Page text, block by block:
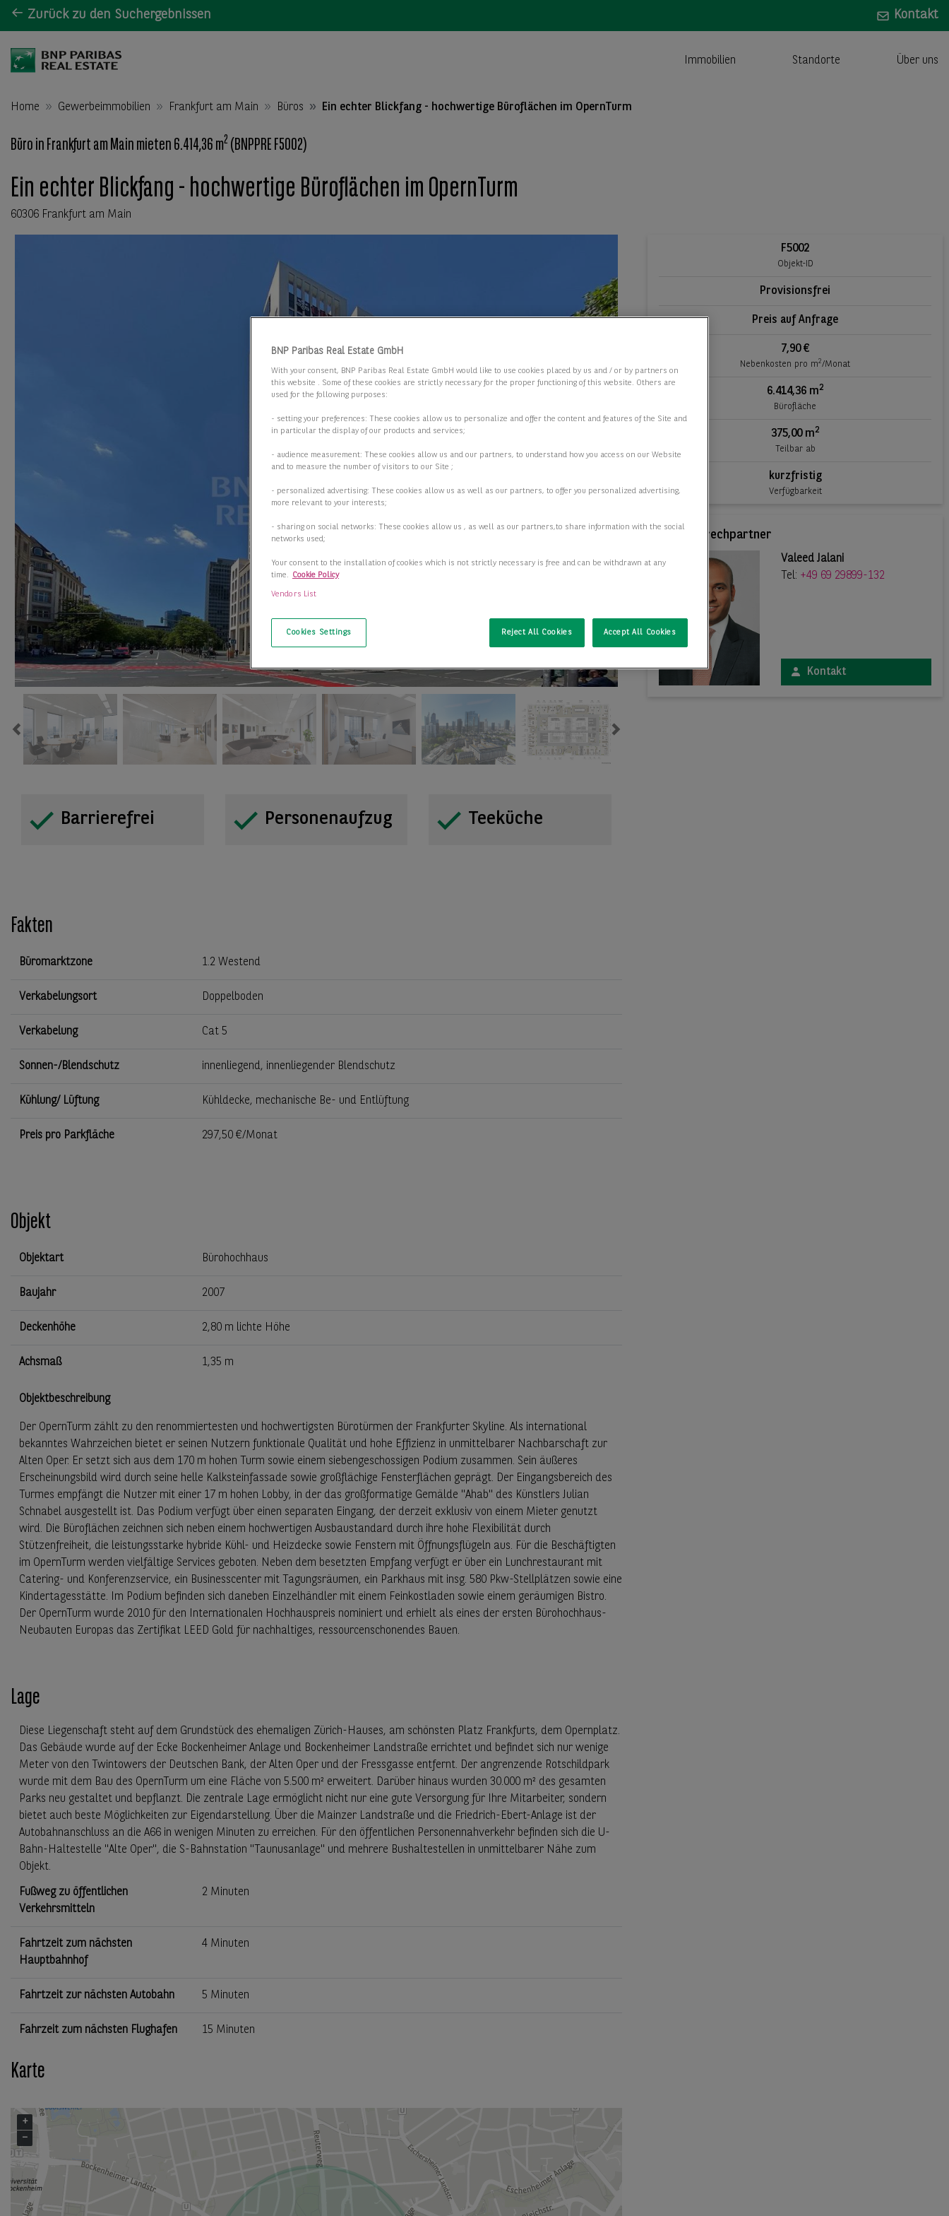
Zurück zu den Suchergebnissen Kontakt
Immobilien Standorte Über uns
Home Gewerbeimmobilien Frankfurt am Main Büros Ein echter Blickfang - hochwertige Büroflächen im OpernTurm
Büro in Frankfurt am Main mieten 6.414,36 m2 (BNPPRE F5002)
Ein echter Blickfang - hochwertige Büroflächen im OpernTurm
60306 Frankfurt am Main
Previous Next
Barrierefrei Personenaufzug Teeküche
Fakten
Büromarktzone 1.2 Westend
Verkabelungsort Doppelboden
Verkabelung Cat 5
Sonnen-/Blendschutz innenliegend, innenliegender Blendschutz
Kühlung/ Lüftung Kühldecke, mechanische Be- und Entlüftung
Preis pro Parkfläche 297,50 €/Monat
Objekt
Objektart Bürohochhaus
Baujahr 2007
Deckenhöhe 2,80 m lichte Höhe
Achsmaß 1,35 m
Objektbeschreibung
Der OpernTurm zählt zu den renommiertesten und hochwertigsten Bürotürmen der Frankfurter Skyline. Als international
bekanntes Wahrzeichen bietet er seinen Nutzern funktionale Qualität und hohe Effizienz in unmittelbarer Nachbarschaft zur
Alten Oper. Er setzt sich aus dem 170 m hohen Turm sowie einem siebengeschossigen Podium zusammen. Sein äußeres
Erscheinungsbild wird durch seine helle Kalksteinfassade sowie großflächige Fensterflächen geprägt. Der Eingangsbereich des
Turmes empfängt die Nutzer mit einer 17 m hohen Lobby, in der das großformatige Gemälde "Ahab" des Künstlers Julian
Schnabel ausgestellt ist. Das Podium verfügt über einen separaten Eingang, der derzeit exklusiv von einem Mieter genutzt
wird. Die Büroflächen zeichnen sich neben einem hochwertigen Ausbaustandard durch ihre hohe Flexibilität durch
Stützenfreiheit, die leistungsstarke hybride Kühl- und Heizdecke sowie Fenstern mit Öffnungsflügeln aus. Für die Beschäftigten
im OpernTurm werden vielfältige Services geboten. Neben dem besetzten Empfang verfügt er über ein Lunchrestaurant mit
Catering- und Konferenzservice, ein Businesscenter mit Tagungsräumen, ein Parkhaus mit insg. 580 Pkw-Stellplätzen sowie eine
Kindertagesstätte. Im Podium befinden sich daneben Einzelhändler mit einem Feinkostladen sowie einem geräumigen Bistro.
Der OpernTurm wurde 2010 für den Internationalen Hochhauspreis nominiert und erhielt als eines der ersten Bürohochhaus-
Neubauten Europas das Zertifikat LEED Gold für nachhaltiges, ressourcenschonendes Bauen.
Lage
Diese Liegenschaft steht auf dem Grundstück des ehemaligen Zürich-Hauses, am schönsten Platz Frankfurts, dem Opernplatz.
Das Gebäude wurde auf der Ecke Bockenheimer Anlage und Bockenheimer Landstraße errichtet und befindet sich nur wenige
Meter von den Twintowers der Deutschen Bank, der Alten Oper und der Fressgasse entfernt. Der angrenzende Rotschildpark
wurde mit dem Bau des OpernTurm um eine Fläche von 5.500 m² erweitert. Darüber hinaus wurden 30.000 m² des gesamten
Parks neu gestaltet und bepflanzt. Die zentrale Lage ermöglicht nicht nur eine gute Versorgung für Ihre Mitarbeiter, sondern
bietet auch beste Möglichkeiten zur Eigendarstellung. Über die Mainzer Landstraße und die Friedrich-Ebert-Anlage ist der
Autobahnanschluss an die A66 in wenigen Minuten zu erreichen. Für den öffentlichen Personennahverkehr befinden sich die U-
Bahn-Haltestelle "Alte Oper", die S-Bahnstation "Taunusanlage" und mehrere Bushaltestellen in unmittelbarer Nähe zum
Objekt.
Fußweg zu öffentlichen
Verkehrsmitteln
2 Minuten
Fahrtzeit zum nächsten
Hauptbahnhof
4 Minuten
Fahrtzeit zur nächsten Autobahn 5 Minuten
Fahrzeit zum nächsten Flughafen 15 Minuten
Karte
+
−
F5002
Objekt-ID
Provisionsfrei
Preis auf Anfrage
7,90 €
Nebenkosten pro m2/Monat
6.414,36 m2
Bürofläche
375,00 m2
Teilbar ab
kurzfristig
Verfügbarkeit
Ihr Ansprechpartner
Valeed Jalani
Tel: +49 69 29899-132
Kontakt
BNP Paribas Real Estate GmbH
With your consent, BNP Paribas Real Estate GmbH would like to use cookies placed by us and / or by partners on
this website . Some of these cookies are strictly necessary for the proper functioning of this website. Others are
used for the following purposes:
- setting your preferences: These cookies allow us to personalize and offer the content and features of the Site and
in particular the display of our products and services;
- audience measurement: These cookies allow us and our partners, to understand how you access on our Website
and to measure the number of visitors to our Site ;
- personalized advertising: These cookies allow us as well as our partners, to offer you personalized advertising,
more relevant to your interests;
- sharing on social networks: These cookies allow us , as well as our partners,to share information with the social
networks used;
Your consent to the installation of cookies which is not strictly necessary is free and can be withdrawn at any
time. Cookie Policy
Vendors List
Cookies Settings Reject All Cookies Accept All Cookies